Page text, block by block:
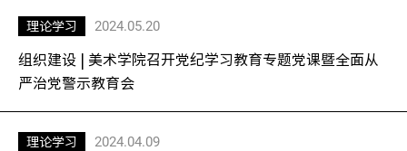
理论学习 2024.05.20
组织建设 | 美术学院召开党纪学习教育专题党课暨全面从
严治党警示教育会
理论学习 2024.04.09